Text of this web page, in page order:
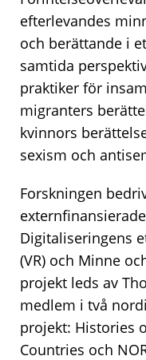
efterlevandes
och berättande i
samtida
praktiker för
migranters
kvinnors
sexism och
Forskningen
Digitaliseringens
(VR) och Minne
projekt leds av
medlem i två
projekt: Histories
Countries och